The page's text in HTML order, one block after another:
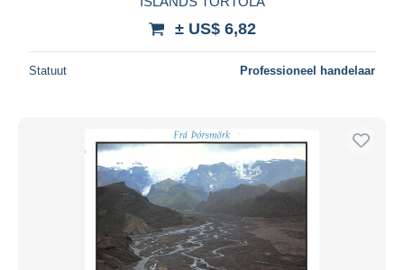
± US$ 6,82
Statuut Professioneel handelaar